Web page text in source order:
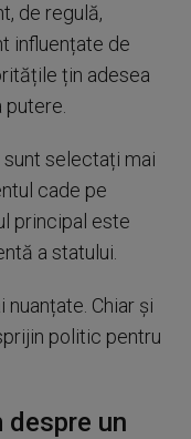
de regulă,
influențate de
țin adesea
sunt selectați mai
cade pe
principal este
a statului.
Chiar și
politic pentru
despre un